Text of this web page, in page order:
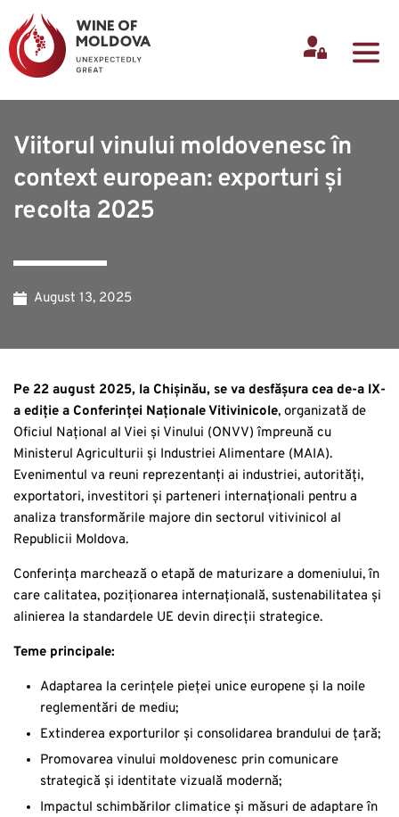
Viitorul vinului moldovenesc în
context european: exporturi și
recolta 2025
August 13, 2025
Pe 22 august 2025, la Chișinău, se va desfășura cea de-a IX-
a ediție a Conferinței Naționale Vitivinicole, organizată de
Oficiul Național al Viei și Vinului (ONVV) împreună cu
Ministerul Agriculturii și Industriei Alimentare (MAIA).
Evenimentul va reuni reprezentanți ai industriei, autorități,
exportatori, investitori și parteneri internaționali pentru a
analiza transformările majore din sectorul vitivinicol al
Republicii Moldova.
Conferința marchează o etapă de maturizare a domeniului, în
care calitatea, poziționarea internațională, sustenabilitatea și
alinierea la standardele UE devin direcții strategice.
Teme principale:
Adaptarea la cerințele pieței unice europene și la noile
reglementări de mediu;
Extinderea exporturilor și consolidarea brandului de țară;
Promovarea vinului moldovenesc prin comunicare
strategică și identitate vizuală modernă;
Impactul schimbărilor climatice și măsuri de adaptare în